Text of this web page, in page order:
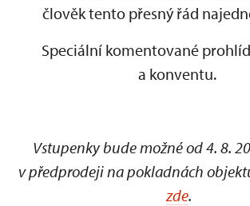
člověk tento přesný řád
Speciální komentované
a konventu.
Vstupenky bude možné od 4. 8.
v předprodeji na pokladnách
zde.